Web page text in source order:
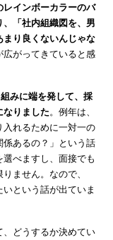
レインボーカラーのバ
「社内組織図を、男
り良くないんじゃな
広がってきていると感
みに端を発して、採
なりました。例年は、
れるために一対一の
あるの？」という話
べますし、面接でも
ません。なので、
という話が出ていま
、どうするか決めてい